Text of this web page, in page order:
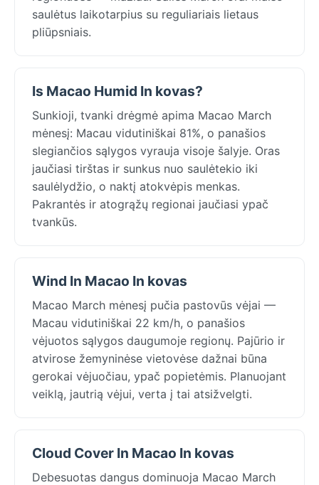
saulėtus laikotarpius su reguliariais lietaus
pliūpsniais.
Is Macao Humid In kovas?
Sunkioji, tvanki drėgmė apima Macao March
mėnesį: Macau vidutiniškai 81%, o panašios
slegiančios sąlygos vyrauja visoje šalyje. Oras
jaučiasi tirštas ir sunkus nuo saulėtekio iki
saulėlydžio, o naktį atokvėpis menkas.
Pakrantės ir atogrąžų regionai jaučiasi ypač
tvankūs.
Wind In Macao In kovas
Macao March mėnesį pučia pastovūs vėjai —
Macau vidutiniškai 22 km/h, o panašios
vėjuotos sąlygos daugumoje regionų. Pajūrio ir
atvirose žemyninėse vietovėse dažnai būna
gerokai vėjuočiau, ypač popietėmis. Planuojant
veiklą, jautrią vėjui, verta į tai atsižvelgti.
Cloud Cover In Macao In kovas
Debesuotas dangus dominuoja Macao March